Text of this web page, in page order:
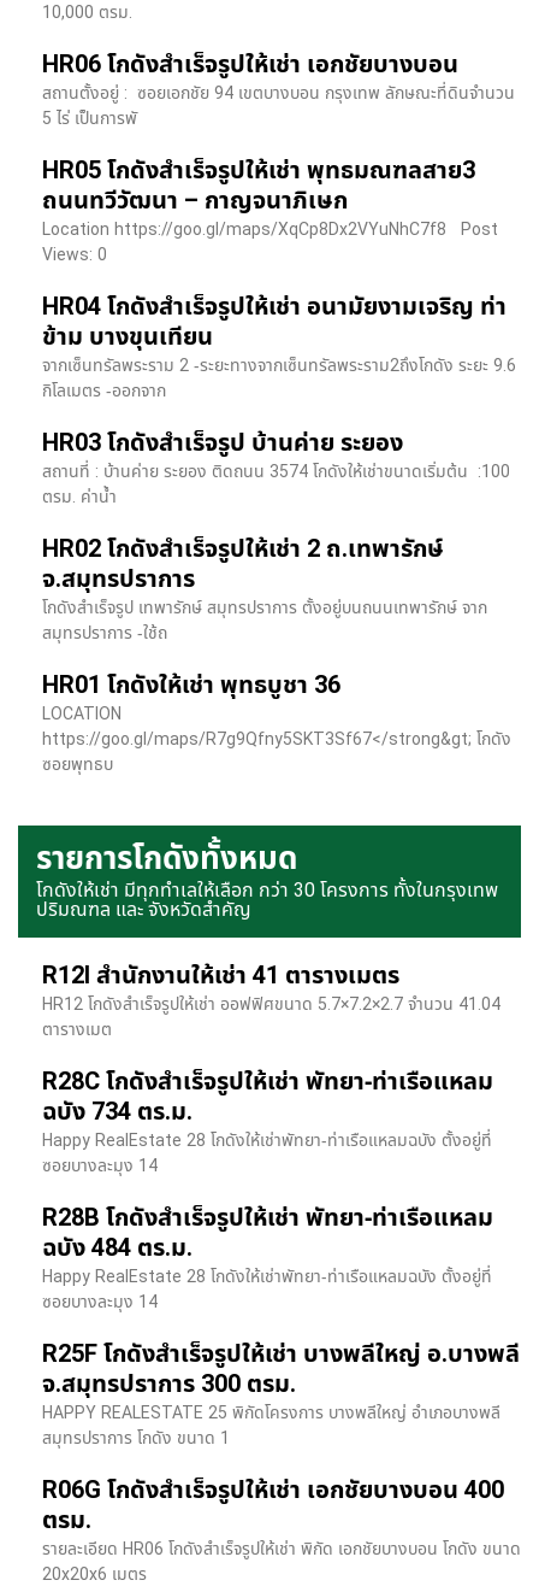
10,000 ตรม.
HR06 โกดังสำเร็จรูปให้เช่า เอกชัยบางบอน
สถานตั้งอยู่ : ซอยเอกชัย 94 เขตบางบอน กรุงเทพ ลักษณะที่ดินจำนวน
5 ไร่ เป็นการพั
HR05 โกดังสำเร็จรูปให้เช่า พุทธมณฑลสาย3
ถนนทวีวัฒนา – กาญจนาภิเษก
Location https://goo.gl/maps/XqCp8Dx2VYuNhC7f8 Post
Views: 0
HR04 โกดังสำเร็จรูปให้เช่า อนามัยงามเจริญ ท่า
ข้าม บางขุนเทียน
จากเซ็นทรัลพระราม 2 -ระยะทางจากเซ็นทรัลพระราม2ถึงโกดัง ระยะ 9.6
กิโลเมตร -ออกจาก
HR03 โกดังสำเร็จรูป บ้านค่าย ระยอง
สถานที่ : บ้านค่าย ระยอง ติดถนน 3574 โกดังให้เช่าขนาดเริ่มต้น :100
ตรม. ค่าน้ำ
HR02 โกดังสำเร็จรูปให้เช่า 2 ถ.เทพารักษ์
จ.สมุทรปราการ
โกดังสำเร็จรูป เทพารักษ์ สมุทรปราการ ตั้งอยู่บนถนนเทพารักษ์ จาก
สมุทรปราการ -ใช้ถ
HR01 โกดังให้เช่า พุทธบูชา 36
LOCATION
https://goo.gl/maps/R7g9Qfny5SKT3Sf67</strong&gt; โกดัง
ซอยพุทธบ
รายการโกดังทั้งหมด
โกดังให้เช่า มีทุกทำเลให้เลือก กว่า 30 โครงการ ทั้งในกรุงเทพ
ปริมณฑล และ จังหวัดสำคัญ
R12I สำนักงานให้เช่า 41 ตารางเมตร
HR12 โกดังสำเร็จรูปให้เช่า ออฟฟิศขนาด 5.7×7.2×2.7 จำนวน 41.04
ตารางเมต
R28C โกดังสำเร็จรูปให้เช่า พัทยา-ท่าเรือแหลม
ฉบัง 734 ตร.ม.
Happy RealEstate 28 โกดังให้เช่าพัทยา-ท่าเรือแหลมฉบัง ตั้งอยู่ที่
ซอยบางละมุง 14
R28B โกดังสำเร็จรูปให้เช่า พัทยา-ท่าเรือแหลม
ฉบัง 484 ตร.ม.
Happy RealEstate 28 โกดังให้เช่าพัทยา-ท่าเรือแหลมฉบัง ตั้งอยู่ที่
ซอยบางละมุง 14
R25F โกดังสำเร็จรูปให้เช่า บางพลีใหญ่ อ.บางพลี
จ.สมุทรปราการ 300 ตรม.
HAPPY REALESTATE 25 พิกัดโครงการ บางพลีใหญ่ อำเภอบางพลี
สมุทรปราการ โกดัง ขนาด 1
R06G โกดังสำเร็จรูปให้เช่า เอกชัยบางบอน 400
ตรม.
รายละเอียด HR06 โกดังสำเร็จรูปให้เช่า พิกัด เอกชัยบางบอน โกดัง ขนาด
20x20x6 เมตร